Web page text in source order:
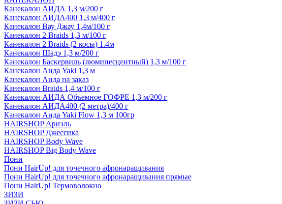
Канекалон АИДА 1,3 м/200 г
Канекалон АИДА400 1,3 м/400 г
Канекалон Вау Джау 1,4м/100 г
Канекалон 2 Braids 1,3 м/100 г
Канекалон 2 Braids (2 косы) 1.4м
Канекалон Шадэ 1,3 м/200 г
Канекалон Баскервиль (люминесцентный) 1,3 м/100 г
Канекалон Аида Yaki 1,3 м
Канекалон Аида на заказ
Канекалон Braids 1,4 м/100 г
Канекалон АИДА Объемное ГОФРЕ 1,3 м/200 г
Канекалон АИДА400 (2 метра)/400 г
Канекалон Аида Yaki Flow 1,3 м 100гр
HAIRSHOP Ариэль
HAIRSHOP Джессика
HAIRSHOP Body Wave
HAIRSHOP Big Body Wave
Пони
Пони HairUp! для точечного афронаращивания
Пони HairUp! для точечного афронаращивания прямые
Пони HairUp! Термоволокно
ЗИЗИ